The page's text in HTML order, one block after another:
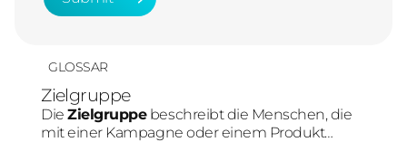
GLOSSAR
Zielgruppe
DieZielgruppebeschreibt die Menschen, die
mit einer Kampagne oder einem Produkt